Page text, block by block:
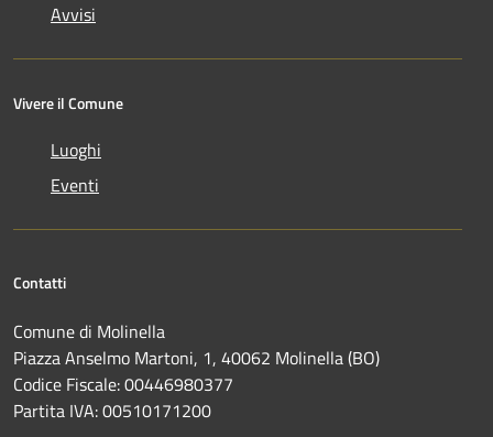
Avvisi
Vivere il Comune
Luoghi
Eventi
Contatti
Comune di Molinella
Piazza Anselmo Martoni, 1, 40062 Molinella (BO)
Codice Fiscale: 00446980377
Partita IVA: 00510171200